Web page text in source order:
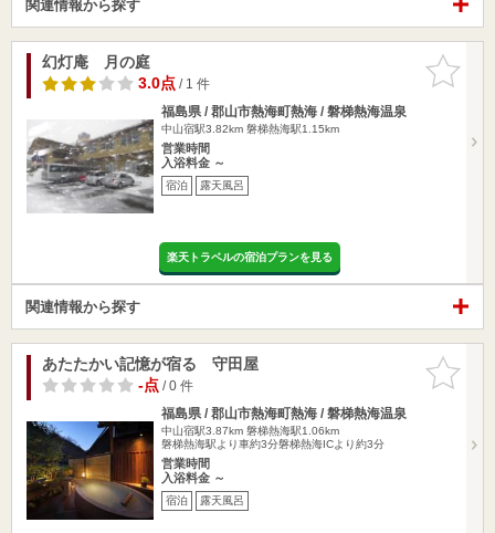
関連情報から探す
お気に入
りに追加
幻灯庵 月の庭
3.0点/ 1 件
福島県 / 郡山市熱海町熱海 / 磐梯熱海温泉
中山宿駅3.82km 磐梯熱海駅1.15km
営業時間
入浴料金 ～
宿泊 露天風呂
楽天トラベルの宿泊プランを見る
関連情報から探す
お気に入
りに追加
あたたかい記憶が宿る 守田屋
-点/ 0 件
福島県 / 郡山市熱海町熱海 / 磐梯熱海温泉
中山宿駅3.87km 磐梯熱海駅1.06km
磐梯熱海駅より車約3分磐梯熱海ICより約3分
営業時間
入浴料金 ～
宿泊 露天風呂